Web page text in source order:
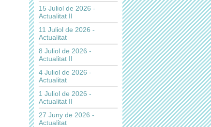
15 Juliol de 2026 -
Actualitat II
11 Juliol de 2026 -
Actualitat
8 Juliol de 2026 -
Actualitat II
4 Juliol de 2026 -
Actualitat
1 Juliol de 2026 -
Actualitat II
27 Juny de 2026 -
Actualitat